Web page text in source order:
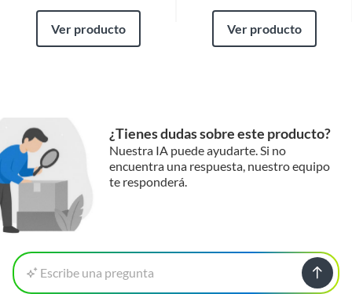
Ver producto Ver producto
¿Tienes dudas sobre este producto?
Nuestra IA puede ayudarte. Si no
encuentra una respuesta, nuestro equipo
te responderá.
Escribe una pregunta